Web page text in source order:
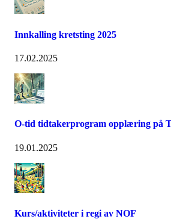
Innkalling kretsting 2025
17.02.2025
O-tid tidtakerprogram opplæring på
19.01.2025
Kurs/aktiviteter i regi av NOF